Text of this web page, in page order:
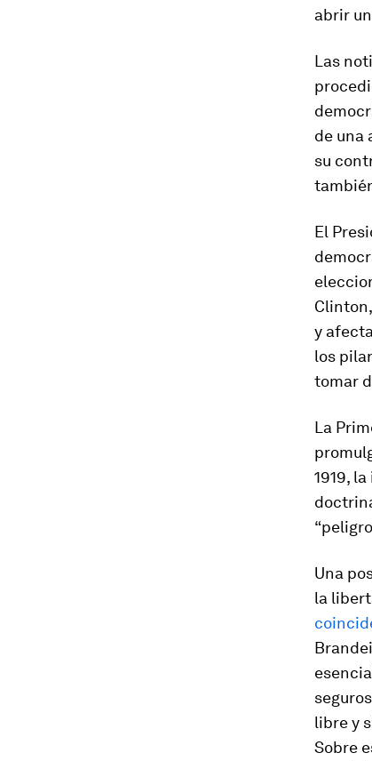
abrir
Las
de una
su
El
y
los
tomar
La
1919,
Una
la
libre y
Sobre